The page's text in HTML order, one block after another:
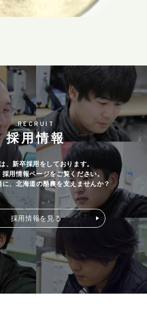
RECRUIT
採用情報
、新卒採用をしております。
採用情報ページをご覧ください。
、北海道の酪農を支えませんか？
採用情報を見る